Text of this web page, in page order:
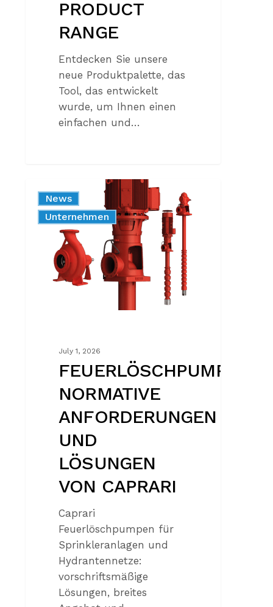
PRODUCT
RANGE
Entdecken Sie unsere
neue Produktpalette, das
Tool, das entwickelt
wurde, um Ihnen einen
einfachen und…
FEUERLÖSCHPUMPEN:
NORMATIVE
ANFORDERUNGEN
LÖSUNGEN
CAPRARI
News
Produkt
Unternehmen
July 1, 2026
FEUERLÖSCHPUMPEN:
NORMATIVE
ANFORDERUNGEN
UND
LÖSUNGEN
VON CAPRARI
Caprari
Feuerlöschpumpen für
Sprinkleranlagen und
Hydrantennetze:
vorschriftsmäßige
Lösungen, breites